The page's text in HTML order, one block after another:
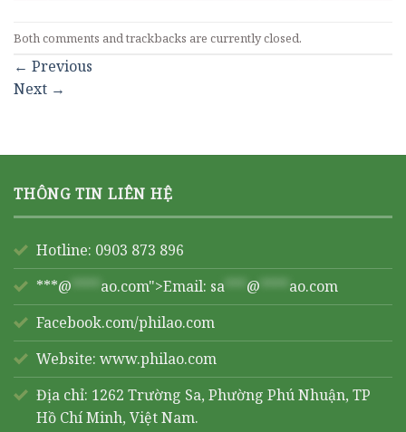
Both comments and trackbacks are currently closed.
← Previous
Next →
THÔNG TIN LIÊN HỆ
Hotline: 0903 873 896
***@ **** ao.com">Email: sa *** @ **** ao.com
Facebook.com/philao.com
Website: www.philao.com
Địa chỉ: 1262 Trường Sa, Phường Phú Nhuận, TP
Hồ Chí Minh, Việt Nam.